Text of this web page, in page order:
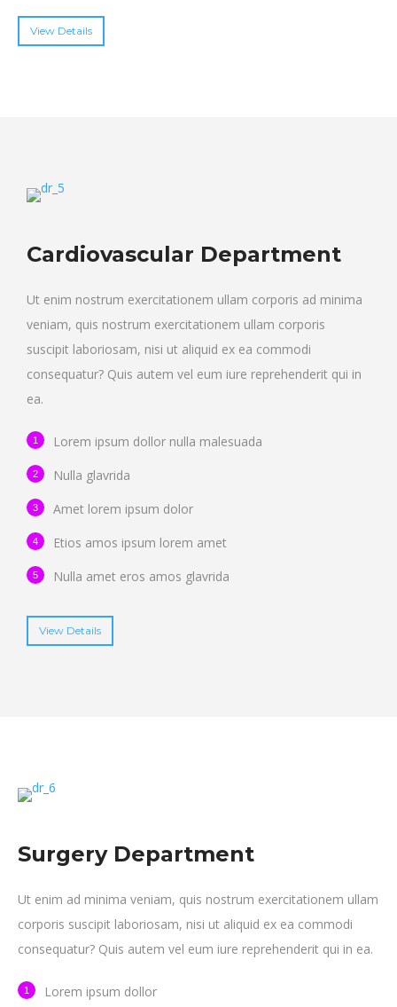
View Details
Cardiovascular Department
Ut enim nostrum exercitationem ullam corporis ad minima
veniam, quis nostrum exercitationem ullam corporis
suscipit laboriosam, nisi ut aliquid ex ea commodi
consequatur? Quis autem vel eum iure reprehenderit qui in
ea.
Lorem ipsum dollor nulla malesuada
Nulla glavrida
Amet lorem ipsum dolor
Etios amos ipsum lorem amet
Nulla amet eros amos glavrida
View Details
Surgery Department
Ut enim ad minima veniam, quis nostrum exercitationem ullam
corporis suscipit laboriosam, nisi ut aliquid ex ea commodi
consequatur? Quis autem vel eum iure reprehenderit qui in ea.
Lorem ipsum dollor